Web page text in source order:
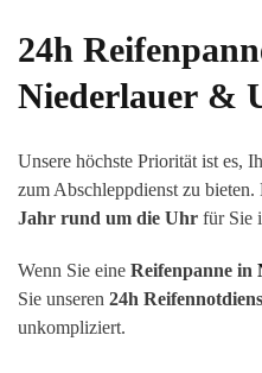
24h
Niederlauer &
Unsere höchste Priorität ist es,
zum Abschleppdienst zu
Jahr rund um die Uhr für Sie
Wenn Sie eine Reifenpanne in
Sie unseren 24h
unkompliziert.